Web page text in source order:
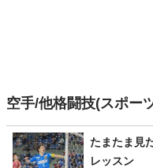
空手/他格闘技(スポー
たまたま見
レッスン